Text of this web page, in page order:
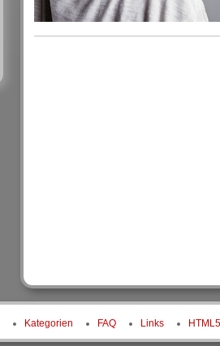
Kategorien FAQ Links